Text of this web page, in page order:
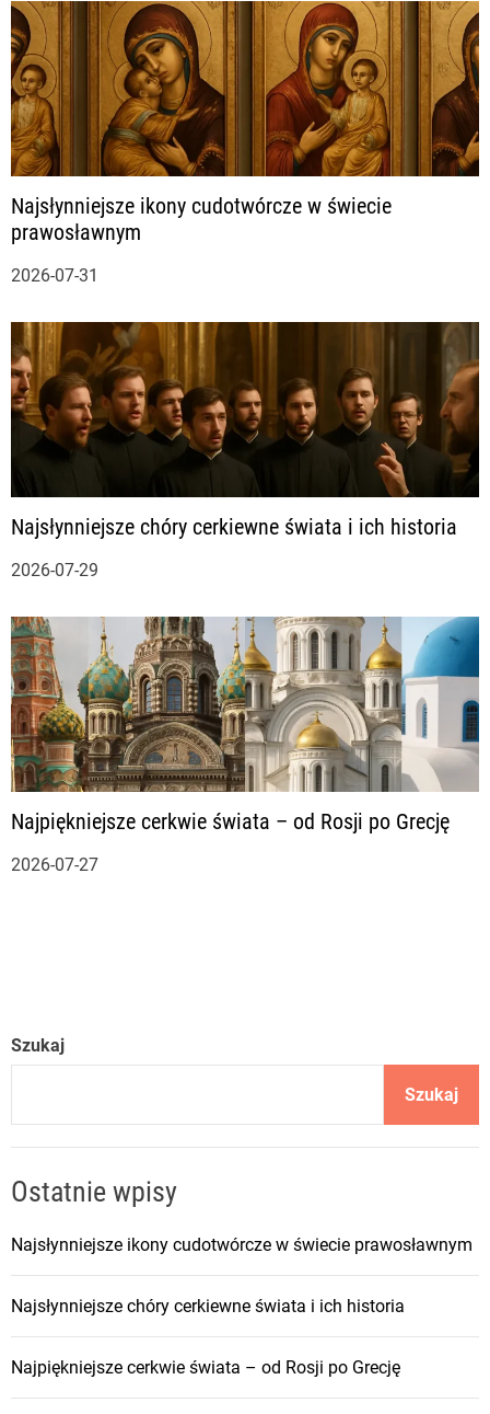
Najsłynniejsze ikony cudotwórcze w świecie
prawosławnym
2026-07-31
Najsłynniejsze chóry cerkiewne świata i ich historia
2026-07-29
Najpiękniejsze cerkwie świata – od Rosji po Grecję
2026-07-27
Szukaj
Szukaj
Ostatnie wpisy
Najsłynniejsze ikony cudotwórcze w świecie prawosławnym
Najsłynniejsze chóry cerkiewne świata i ich historia
Najpiękniejsze cerkwie świata – od Rosji po Grecję